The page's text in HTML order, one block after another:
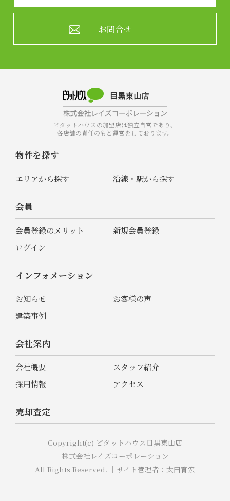
お問合せ
ピタットハウスの加盟店は独立自営であり、
各店舗の責任のもと運営をしております。
物件を探す
エリアから探す 沿線・駅から探す
会員
会員登録のメリット
新規会員登録
ログイン
インフォメーション
お知らせ
お客様の声
建築事例
会社案内
会社概要
スタッフ紹介
採用情報
アクセス
売却査定
Copyright(c) ピタットハウス目黒東山店
株式会社レイズコーポレーション
All Rights Reserved. ｜サイト管理者：太田育宏